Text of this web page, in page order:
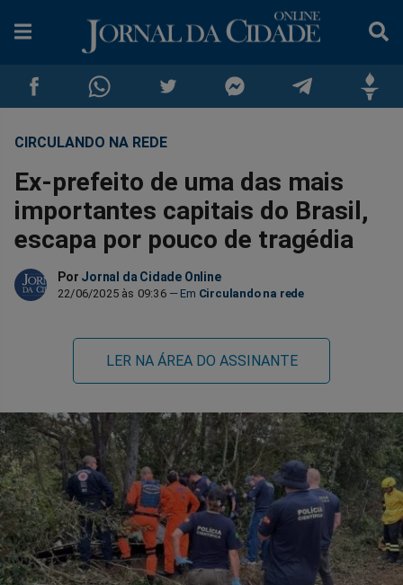
Compartilhar
no
Facebook
Compartilhar
no
Whatsapp
Compartilhar
no
Twitter
no
Messenger
no
Telegram
no
Gettr
CIRCULANDO NA REDE
Ex-prefeito de uma das mais
importantes capitais do Brasil,
escapa por pouco de tragédia
Por Jornal da Cidade Online
22/06/2025 às 09:36 Circulando na rede
LER NA ÁREA DO ASSINANTE